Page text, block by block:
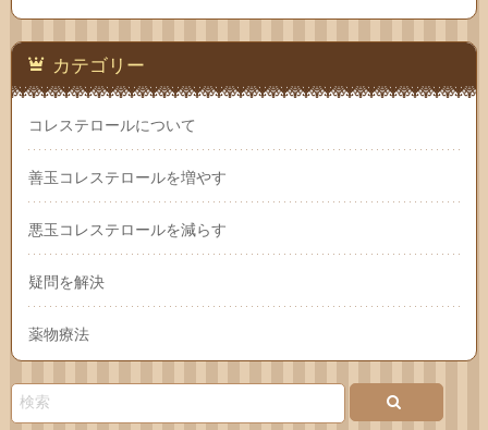
Feedlyお問
い合
わせ
カテゴリー
コレステロールについて
善玉コレステロールを増やす
悪玉コレステロールを減らす
疑問を解決
薬物療法